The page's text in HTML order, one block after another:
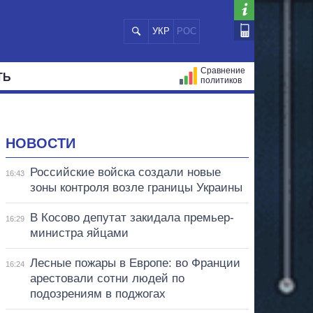
УКР РОС
Сравнение
политиков
НОВОСТИ
16:43
Российские войска создали новые
зоны контроля возле границы Украины
16:29
В Косово депутат закидала премьер-
министра яйцами
16:24
Лесные пожары в Европе: во Франции
арестовали сотни людей по
подозрениям в поджогах